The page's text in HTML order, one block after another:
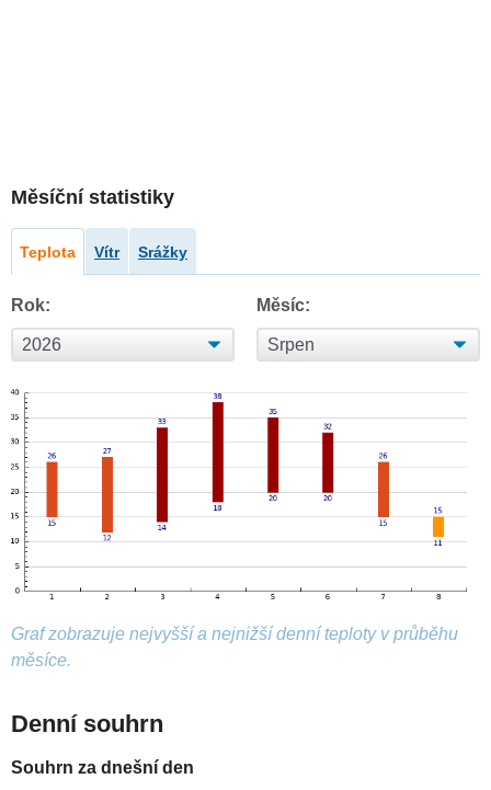
Měsíční statistiky
Teplota Vítr Srážky
Rok: Měsíc:
Graf zobrazuje nejvyšší a nejnižší denní teploty v průběhu
měsíce.
Denní souhrn
Souhrn za dnešní den